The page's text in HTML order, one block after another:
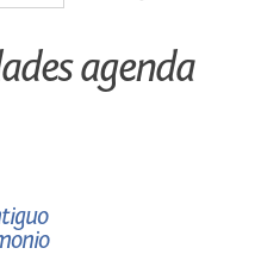
agenda